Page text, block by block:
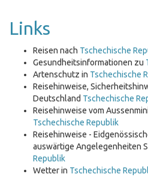
Links
Reisen nach Tschechische
Gesundheitsinformationen zu
Artenschutz in Tschechische
Reisehinweise,
Deutschland Tschechische
Reisehinweise vom
Tschechische Republik
Reisehinweise -
auswärtige Angelegenheiten
Republik
Wetter in Tschechische